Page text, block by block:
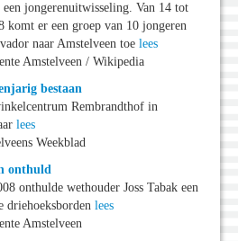
een jongerenuitwisseling. Van 14 tot
komt er een groep van 10 jongeren
naar Amstelveen toe lees
Amstelveen / Wikipedia
bestaan
Rembrandthof in
lees
Weekblad
onthuld
onthulde wethouder Joss Tabak een
driehoeksborden lees
Amstelveen